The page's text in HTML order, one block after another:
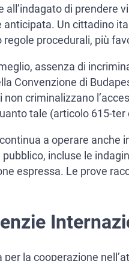
all’indagato di
anticipata. Un cittadino
procedurali, più
assenza di
Convenzione di
criminalizzano
tale (articolo 615-ter
a operare
incluse le
espressa. Le prove
per la cooperazione